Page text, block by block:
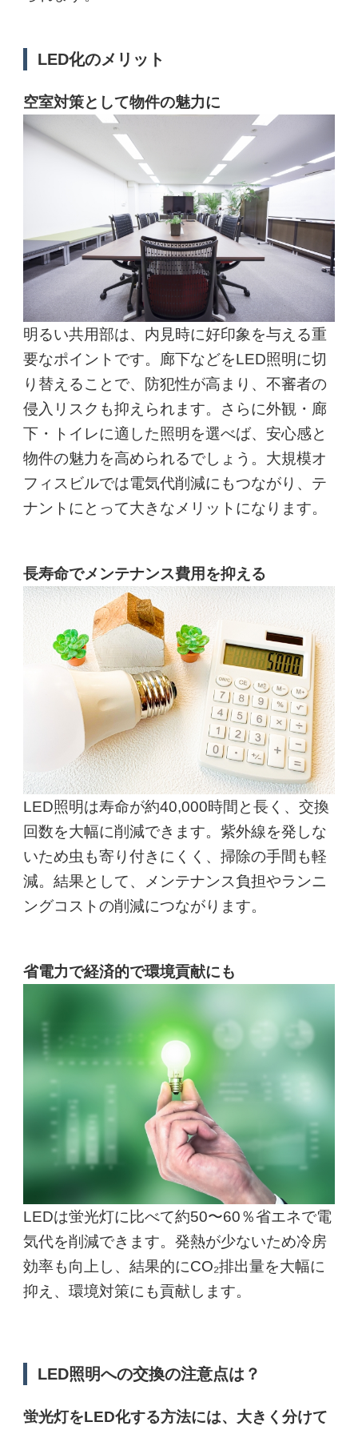
LED化のメリット
空室対策として物件の魅力に
明るい共用部は、内見時に好印象を与える重
要なポイントです。廊下などをLED照明に切
り替えることで、防犯性が高まり、不審者の
侵入リスクも抑えられます。さらに外観・廊
下・トイレに適した照明を選べば、安心感と
物件の魅力を高められるでしょう。大規模オ
フィスビルでは電気代削減にもつながり、テ
ナントにとって大きなメリットになります。
長寿命でメンテナンス費用を抑える
LED照明は寿命が約40,000時間と長く、交換
回数を大幅に削減できます。紫外線を発しな
いため虫も寄り付きにくく、掃除の手間も軽
減。結果として、メンテナンス負担やランニ
ングコストの削減につながります。
省電力で経済的で環境貢献にも
LEDは蛍光灯に比べて約50〜60％省エネで電
気代を削減できます。発熱が少ないため冷房
効率も向上し、結果的にCO₂排出量を大幅に
抑え、環境対策にも貢献します。
LED照明への交換の注意点は？
蛍光灯をLED化する方法には、大きく分けて